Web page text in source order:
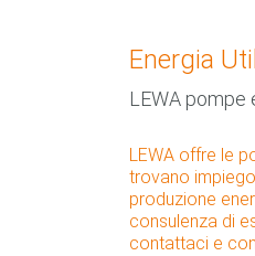
Energia
LEWA pompe
LEWA offre le
trovano
produzione
consulenza di
contattaci e